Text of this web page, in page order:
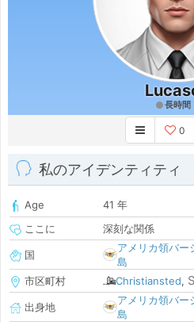
長時間
0
私のアイデンティティ
Age
41 年
ここに
深刻な関係
国
アメリカ領バー
島
市区町村
Christiansted,
出身地
アメリカ領バー
島